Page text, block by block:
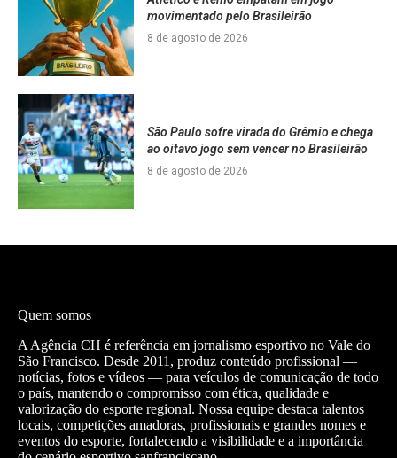
movimentado pelo Brasileirão
8 de agosto de 2026
São Paulo sofre virada do Grêmio e chega
ao oitavo jogo sem vencer no Brasileirão
8 de agosto de 2026
Quem somos
A Agência CH é referência em jornalismo esportivo no Vale do
São Francisco. Desde 2011, produz conteúdo profissional —
notícias, fotos e vídeos — para veículos de comunicação de todo
o país, mantendo o compromisso com ética, qualidade e
valorização do esporte regional. Nossa equipe destaca talentos
locais, competições amadoras, profissionais e grandes nomes e
eventos do esporte, fortalecendo a visibilidade e a importância